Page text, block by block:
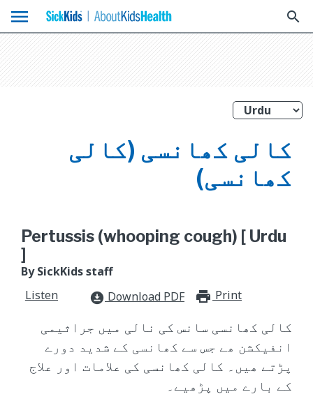
menu search
کالی کھانسی (کالی
کھانسی)
Pertussis (whooping cough) [ Urdu
]
By SickKids staff
Listen
download_for_offline Download PDF Print
کالی کھانسی سانس کی نالی میں جراثیمی
انفیکشن ھے جس سے کھانسی کے شدید دورے
پڑتے ھیں۔ کالی کھانسی کی علامات اور علاج
کے بارے میں پڑھیے۔